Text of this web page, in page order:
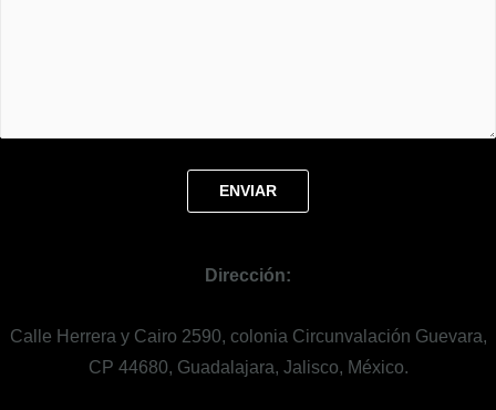
Dirección:
Calle Herrera y Cairo 2590, colonia Circunvalación Guevara,
CP 44680, Guadalajara, Jalisco, México.